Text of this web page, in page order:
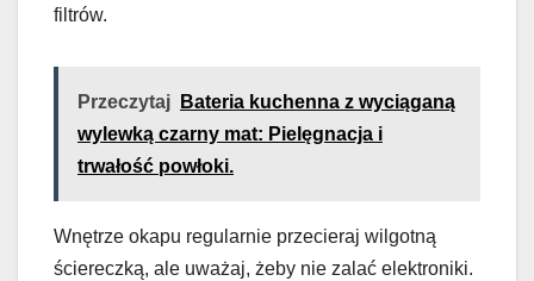
filtrów.
Przeczytaj
Bateria kuchenna z wyciąganą
wylewką czarny mat: Pielęgnacja i
trwałość powłoki.
Wnętrze okapu regularnie przecieraj wilgotną
ściereczką, ale uważaj, żeby nie zalać elektroniki.